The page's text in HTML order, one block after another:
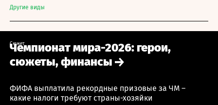
Другие виды
Сюжет
Чемпионат мира-2026: герои,
сюжеты, финансы
ФИФА выплатила рекордные призовые за ЧМ –
какие налоги требуют страны-хозяйки